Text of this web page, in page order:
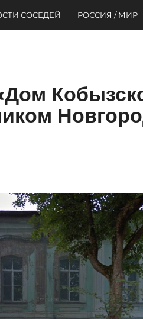
СОСЕДЕЙ РОССИЯ / МИР